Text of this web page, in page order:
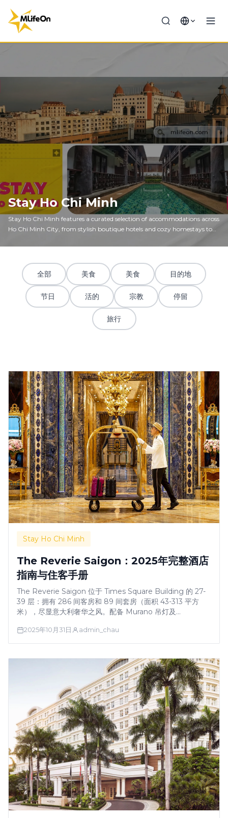
Stay Ho Chi Minh
Stay Ho Chi Minh features a curated selection of accommodations across
Ho Chi Minh City, from stylish boutique hotels and cozy homestays to
exploration, or a short city escape, Stay Ho Chi Minh helps you discover
accommodations that match your travel needs and personal sense of
comfort.
全部 美食 美食 目的地
节日 活的 宗教 停留
旅行
Stay Ho Chi Minh
The Reverie Saigon：2025年完整酒店
指南与住客手册
The Reverie Saigon 位于 Times Square Building 的 27-
39 层：拥有 286 间客房和 89 间套房（面积 43-313 平方
米），尽显意大利奢华之风。配备 Murano 吊灯及
2025年10月31日 admin_chau